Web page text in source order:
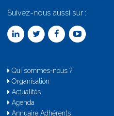
Suivez-nous aussi sur :
Qui sommes-nous ?
Organisation
Actualités
Agenda
Annuaire Adhérents